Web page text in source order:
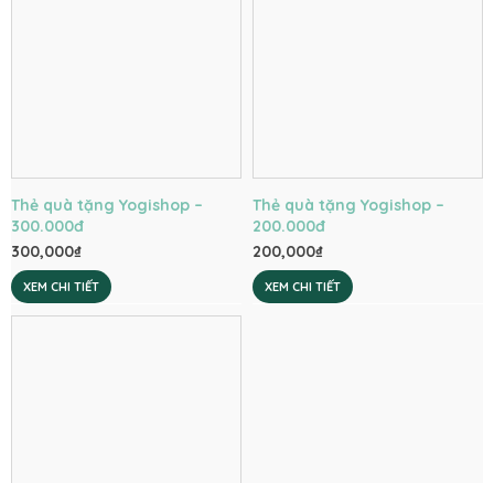
Thẻ quà tặng Yogishop –
300.000đ
300,000₫
XEM CHI TIẾT
Thẻ quà tặng Yogishop –
200.000đ
200,000₫
XEM CHI TIẾT